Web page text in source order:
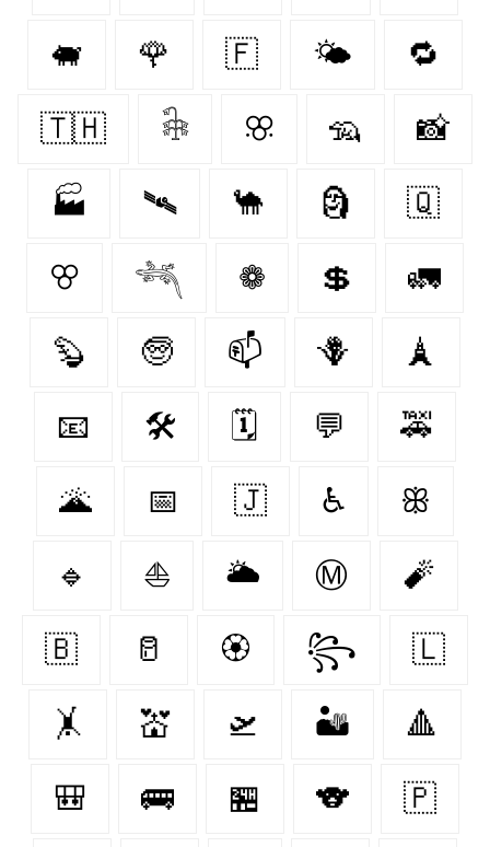
🐖 🌹 🇫‌ 🌤 🔁
🇹🇭 𓇗 ꕣ 🦡 📸
🏭 🛰️ 🐪 🗿 🇶‌
ꕢ 𓆈 ❁ 💲 🚛
🦫 🧓 📫 🪻 🗼
📧 🛠 🗓 💬 🚕
🌋 📅 🇯‌ ♿ ꕥ
🔹 ⛵ 🌥 Ⓜ 🧨
🇧‌ 🥛 🏵 ꧂ 🇱‌
🤸 💒 🛫 🏜️ 🔺
🎒 🚌 🏪 🐨 🇵‌